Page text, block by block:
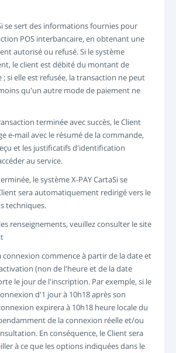
sert des informations fournies pour
POS interbancaire, en obtenant une
autorisé ou refusé. Si le système
le client est débité du montant de
; si elle est refusée, la transaction ne peut
qu'un autre mode de paiement ne
terminée avec succès, le Client
e-mail avec le résumé de la commande,
et les justificatifs d'identification
au service.
le système X-PAY CartaSi se
sera automatiquement redirigé vers le
techniques.
renseignements, veuillez consulter le site
connexion commence à partir de la date et
(non de l'heure et de la date
le jour de l'inscription. Par exemple, si le
d'1 jour à 10h18 après son
expirera à 10h18 heure locale du
de la connexion réelle et/ou
En conséquence, le Client sera
à ce que les options indiquées dans le